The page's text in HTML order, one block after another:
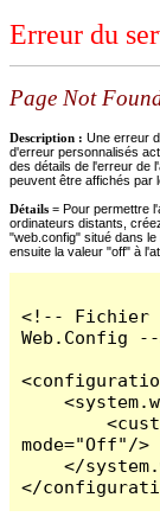
Erreur du
Page Not
Description : Une erreur
d'erreur personnalisés
des détails de l'erreur de
peuvent être affichés par
Détails = Pour permettre
ordinateurs distants,
"web.config" situé dans
ensuite la valeur "off" à
<!-- Fichier
Web.Config
    <system.web>
        <customErrors
mode="Off"/>
    </system.web>
</